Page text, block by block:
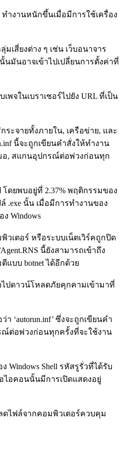
ทำงานหนักขึ้นเมื่อมีการใช้เครื่อง
เสี่ยงต่าง ๆ เช่น เว็บอนาจาร
มันอาจเข้าไปเปลี่ยนการตั้งค่าที่
จในเบราเซอร์ไปยัง URL ที่เป็น
ะจายทั้งภายใน, เครือข่าย, และ
นี้จะถูกเขียนคำสั่งให้ทำงาน
อ, สแกนอุปกรณ์ต่อพ่วงก่อนทุก
ดยพบอยู่ที่ 2.37% พฤติกรรมของ
.exe นั้น เมื่อมีการทำงานของ
Windows
วเตอร์ หรือระบบเน็ตเวิร์คถูกปิด
นี้ยังสามารถเข้าถึง
บบ botnet ได้อีกด้วย
ไปดาวน์โหลดภัยคุกคามเข้ามาที่
‘autorun.inf’ ซึ่งจะถูกเขียนคำ
ณ์ต่อพ่วงก่อนทุกครั้งที่จะใช้งาน
Shell รหัสรูรั่วที่ได้รับ
ไอคอนนั้นมีการเปิดแสดงอยู่
ดไฟล์จากคอมพิวเตอร์ควบคุม